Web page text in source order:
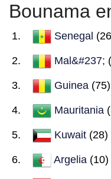
Bounama
Senegal
Mal&#237;
Guinea (75)
Mauritania
Kuwait (28)
Argelia (10)